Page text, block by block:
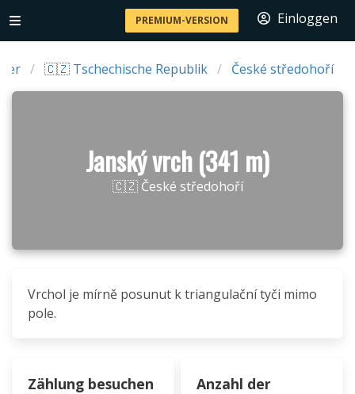
PREMIUM-VERSION Einloggen
🇨🇿 Tschechische Republik České středohoří
Janský vrch (341 m)
🇨🇿 České středohoří
Vrchol je mírně posunut k triangulační tyči mimo
pole.
Zählung besuchen
Anzahl der